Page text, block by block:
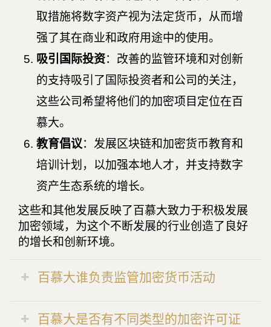
取措施将数字资产视为法定货币，从而增
强了其在商业和政府用途中的使用。
吸引国际投资：改善的监管环境和对创新
的支持吸引了国际投资者和公司的关注，
这些公司希望将他们的加密项目定位在百
慕大。
教育倡议：发展区块链和加密货币教育和
培训计划，以加强本地人才，并支持数字
资产生态系统的增长。
这些和其他发展反映了百慕大致力于积极发展
加密领域，为这个不断发展的行业创造了良好
的增长和创新环境。
百慕大谁负责监管加密货币活动
百慕大是否有不同类型的加密许可证